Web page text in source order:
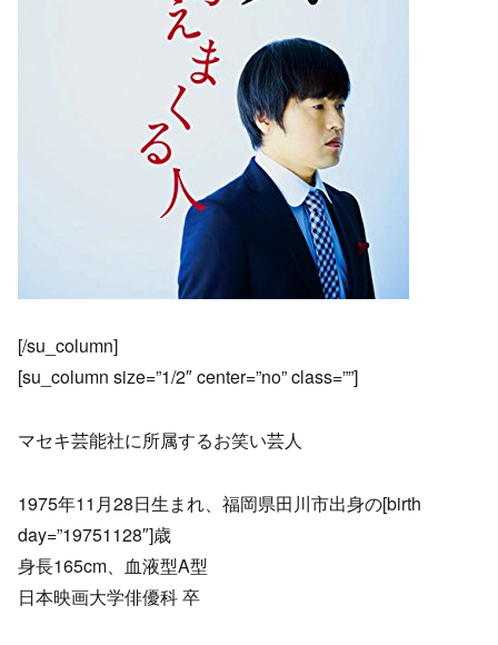
[/su_column]
[su_column size=”1/2″ center=”no” class=””]
マセキ芸能社に所属するお笑い芸人
1975年11月28日生まれ、福岡県田川市出身の[birth
day=”19751128″]歳
身長165cm、血液型A型
日本映画大学俳優科 卒